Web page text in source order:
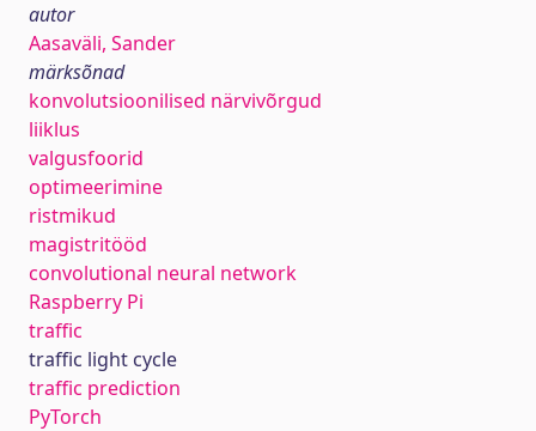
autor
Aasaväli, Sander
märksõnad
konvolutsioonilised närvivõrgud
liiklus
valgusfoorid
optimeerimine
ristmikud
magistritööd
convolutional neural network
Raspberry Pi
traffic
traffic light cycle
traffic prediction
PyTorch